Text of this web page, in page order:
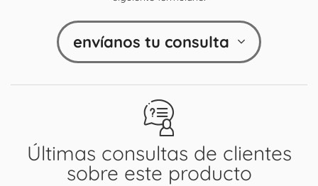
Últimas consultas de clientes
sobre este producto
envíanos tu consulta